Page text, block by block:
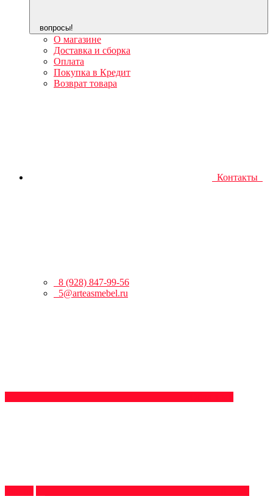
вопросы!
О магазине
Доставка и сборка
Оплата
Покупка в Кредит
Возврат товара
Контакты
8 (928) 847-99-56
5@arteasmebel.ru